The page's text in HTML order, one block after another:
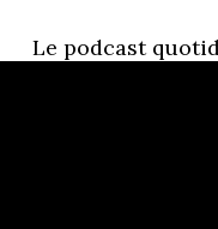
Le podcast